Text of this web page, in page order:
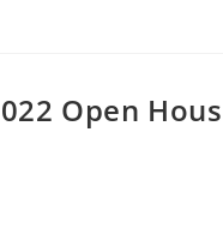
Open